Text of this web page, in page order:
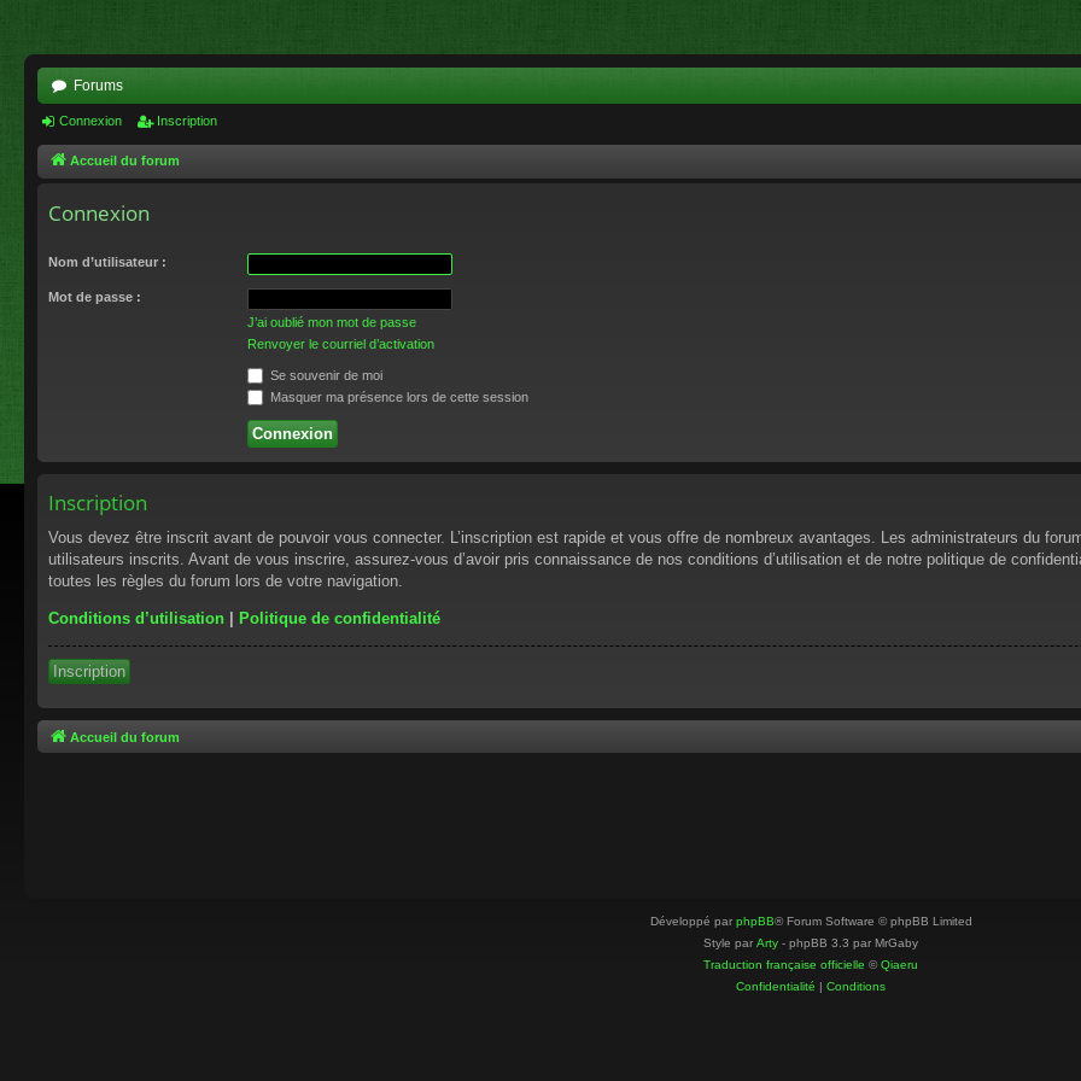
Forums
Connexion Inscription
Accueil du forum
Connexion
Nom d’utilisateur :
Mot de passe :
J’ai oublié mon mot de passe
Renvoyer le courriel d’activation
Se souvenir de moi
Masquer ma présence lors de cette session
Inscription
Vous devez être inscrit avant de pouvoir vous connecter. L’inscription est rapide et vous offre de nombreux avantages. Les administrateurs du
utilisateurs inscrits. Avant de vous inscrire, assurez-vous d’avoir pris connaissance de nos conditions d’utilisation et de notre politique de
toutes les règles du forum lors de votre navigation.
Conditions d’utilisation | Politique de confidentialité
Inscription
Accueil du forum
Développé par phpBB® Forum Software © phpBB Limited
Style par Arty - phpBB 3.3 par MrGaby
Traduction française officielle ©Qiaeru
Confidentialité | Conditions